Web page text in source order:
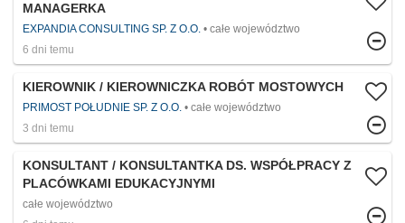
MANAGERKA
EXPANDIA CONSULTING SP. Z O.O.
całe województwo
6 dni temu
KIEROWNIK / KIEROWNICZKA ROBÓT MOSTOWYCH
PRIMOST POŁUDNIE SP. Z O.O.
całe województwo
3 dni temu
KONSULTANT / KONSULTANTKA DS. WSPÓŁPRACY Z
PLACÓWKAMI EDUKACYJNYMI
całe województwo